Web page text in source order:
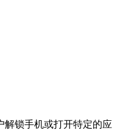
解锁手机或打开特定的应